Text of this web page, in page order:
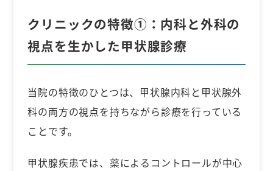
クリニックの特徴①： 内科と外科の
視点を生かした甲状腺診療
当院の特徴のひとつは、甲状腺内科と甲状腺外
科の両方の視点を持ちながら診療を行っている
ことです。
甲状腺疾患では、薬によるコントロールが中心